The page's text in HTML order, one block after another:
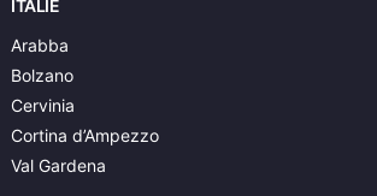
ITALIE
Arabba
Bolzano
Cervinia
Cortina d’Ampezzo
Val Gardena